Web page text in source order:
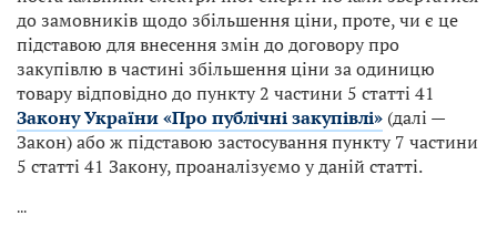
до замовників щодо збільшення ціни, проте, чи є це
підставою для внесення змін до договору про
закупівлю в частині збільшення ціни за одиницю
товару відповідно до пункту 2 частини 5 статті 41
Закону України «Про публічні закупівлі» (далі —
Закон) або ж підставою застосування пункту 7 частини
5 статті 41 Закону, проаналізуємо у даній статті.
...